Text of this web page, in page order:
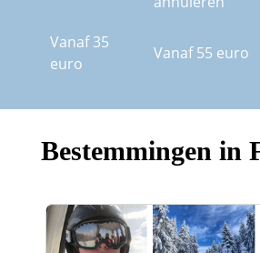
Vanaf 35
euro
Vanaf 55 euro
Bestemmingen